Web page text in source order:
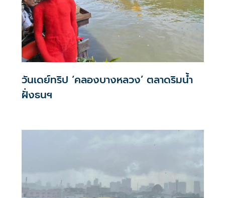
วันเดย์ทริป ‘คลองบางหลวง’ ตลาดริมน้ำ
ฝั่งธนฯ